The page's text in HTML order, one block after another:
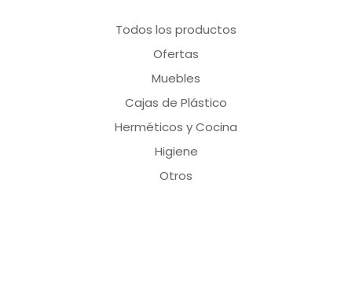
Todos los productos
Ofertas
Muebles
Cajas de Plástico
Herméticos y Cocina
Higiene
Otros